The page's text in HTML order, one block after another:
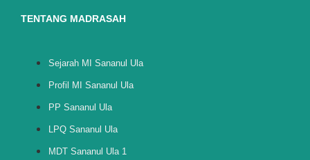
TENTANG MADRASAH
Sejarah MI Sananul Ula
Profil MI Sananul Ula
PP Sananul Ula
LPQ Sananul Ula
MDT Sananul Ula 1